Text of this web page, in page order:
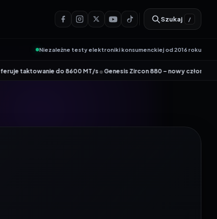
Szukaj /
Niezależne testy elektroniki konsumenckiej od 2016 roku
do 8600 MT/s•Genesis Zircon 880 – nowy członek kultowej linii